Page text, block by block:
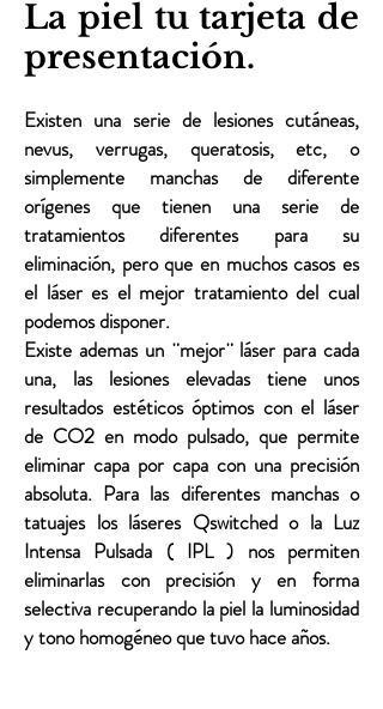
La piel tu tarjeta de
presentación.
Existen una serie de lesiones cutáneas,
nevus, verrugas, queratosis, etc, o
simplemente manchas de diferente
orígenes que tienen una serie de
tratamientos diferentes para su
eliminación, pero que en muchos casos es
el láser es el mejor tratamiento del cual
podemos disponer.
Existe ademas un ¨mejor¨ láser para cada
una, las lesiones elevadas tiene unos
resultados estéticos óptimos con el láser
de CO2 en modo pulsado, que permite
eliminar capa por capa con una precisión
absoluta. Para las diferentes manchas o
tatuajes los láseres Qswitched o la Luz
Intensa Pulsada ( IPL ) nos permiten
eliminarlas con precisión y en forma
selectiva recuperando la piel la luminosidad
y tono homogéneo que tuvo hace años.